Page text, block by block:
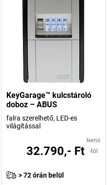
KeyGarage™ kulcstároló
doboz – ABUS
falra szerelhető, LED-es
világítással
Nettó
32.790,- Ft -tól
> 72 órán belül